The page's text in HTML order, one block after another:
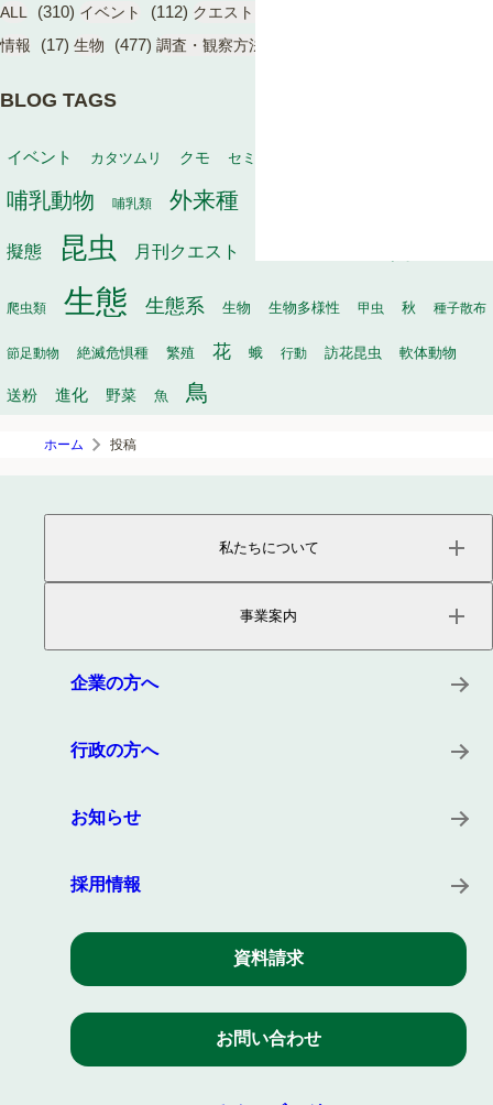
ALL (310) イベント (112) クエスト（BIOME）
情報 (17) 生物 (477) 調査・観察方法
BLOG TAGS
イベント カタツムリ クモ セミ
哺乳動物 哺乳類 外来種
擬態 昆虫 月刊クエスト
爬虫類 生態 生態系 生物 生物多様性 甲虫 秋 種子散布
節足動物 絶滅危惧種 繁殖 花 蛾 行動 訪花昆虫 軟体動物
送粉 進化 野菜 魚 鳥
ホーム 投稿
私たちについて
役員紹介
沿革
所在地
事業案内
プロダクト
企業の方へ
行政の方へ
お知らせ
採用情報
資料請求
お問い合わせ